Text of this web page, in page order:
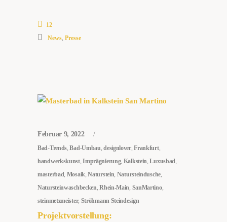
12
News Presse
Februar 9, 2022
Bad-Trends,Bad-Umbau,designlover,Frankfurt,
handwerkskunst,Imprägnierung, Kalkstein,Luxusbad,
masterbad, Mosaik,Naturstein, Natursteindusche,
Natursteinwaschbecken,Rhein-Main, SanMartino,
steinmetzmeister, Ströhmann Steindesign
Projektvorstellung: